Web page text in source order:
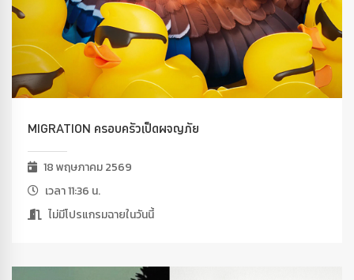
MIGRATION ครอบครัวเป็ดผจญภัย
18 พฤษภาคม 2569
เวลา 11:36 น.
ไม่มีโปรแกรมฉายในวันนี้